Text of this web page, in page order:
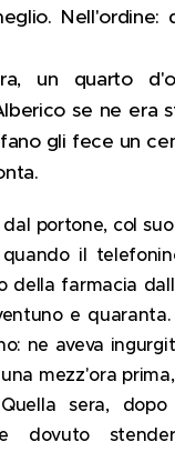
Nell'ordine:
un quarto
se ne era
gli fece un
portone, col
il
della farmacia
e
ne aveva
mezz'ora
sera,
dovuto